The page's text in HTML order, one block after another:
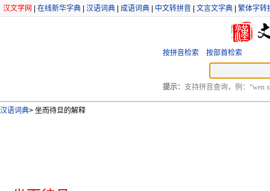
汉文学网 在线新华字典 汉语词典 成语词典 中文转拼音 文言文字典 繁体字转
按拼音检索 按部首检索
提示： 支持拼音查询，例：“wen
汉语词典> 坐而待旦的解释